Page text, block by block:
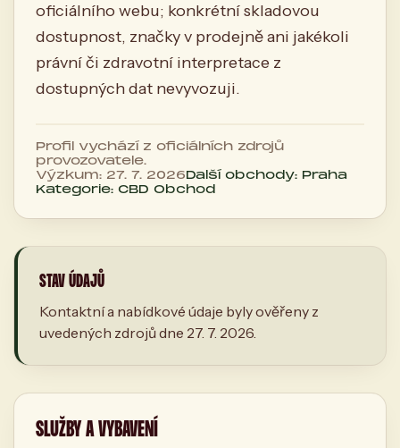
oficiálního webu; konkrétní skladovou
dostupnost, značky v prodejně ani jakékoli
právní či zdravotní interpretace z
dostupných dat nevyvozuji.
Profil vychází z oficiálních zdrojů
provozovatele.
Výzkum: 27. 7. 2026Další obchody: Praha
Kategorie: CBD Obchod
STAV ÚDAJŮ
Kontaktní a nabídkové údaje byly ověřeny z
uvedených zdrojů dne 27. 7. 2026.
SLUŽBY A VYBAVENÍ